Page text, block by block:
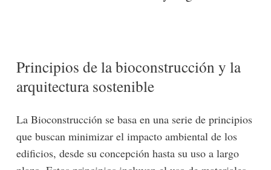
Principios de la bioconstrucción y la
arquitectura sostenible
La Bioconstrucción se basa en una serie de principios
que buscan minimizar el impacto ambiental de los
edificios, desde su concepción hasta su uso a largo